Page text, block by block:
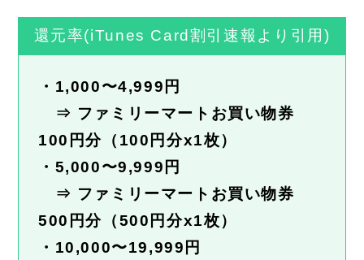
還元率(iTunes Card割引速報より引用)
・1,000〜4,999円
⇒ ファミリーマートお買い物券
100円分（100円分x1枚）
・5,000〜9,999円
⇒ ファミリーマートお買い物券
500円分（500円分x1枚）
・10,000〜19,999円